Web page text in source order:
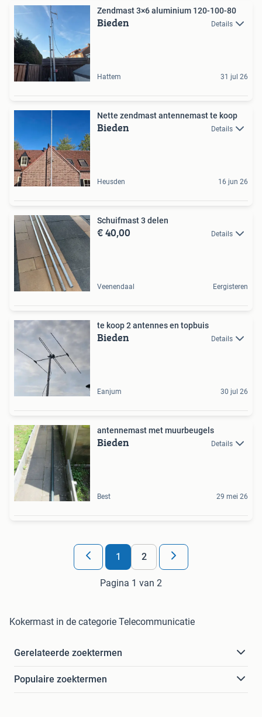
Zendmast 3×6 aluminium 120-100-80
Bieden Details
Hattem 31 jul 26
Nette zendmast antennemast te koop
Bieden Details
Heusden 16 jun 26
Schuifmast 3 delen
€ 40,00 Details
Veenendaal Eergisteren
te koop 2 antennes en topbuis
Bieden Details
Eanjum 30 jul 26
antennemast met muurbeugels
Bieden Details
Best 29 mei 26
1 2
Pagina 1 van 2
Kokermast in de categorie Telecommunicatie
Gerelateerde zoektermen
Populaire zoektermen